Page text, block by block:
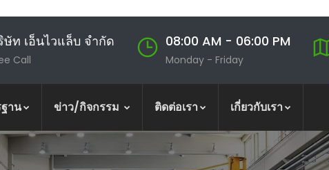
ษัท เอ็นไวแล็บ จำกัด
Call
08:00 AM - 06:00 PM
Monday - Friday
าน ข่าว/กิจกรรม ติดต่อเรา เกี่ยวกับเรา